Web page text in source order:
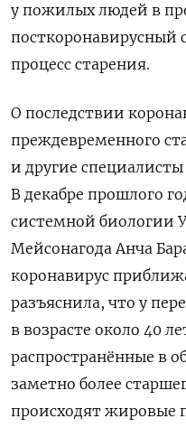
у пожилых людей в
посткоронавирусный
процесс старения.
О последствии
преждевременного
и другие
В декабре прошлого
системной биологии
Мейсонагода Анча
коронавирус
разъяснила, что у
в возрасте около 40
распространённые в
заметно более
происходят жировые